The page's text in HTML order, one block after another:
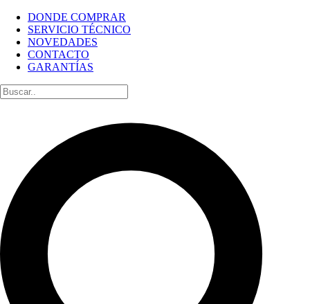
DONDE COMPRAR
SERVICIO TÉCNICO
NOVEDADES
CONTACTO
GARANTÍAS